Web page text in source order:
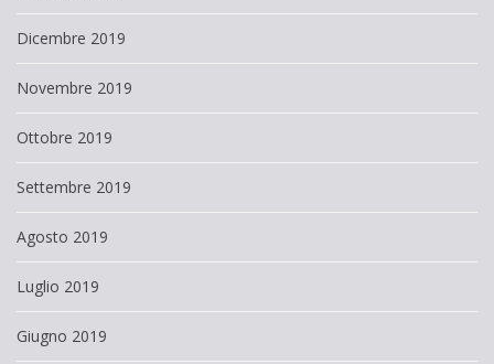
Dicembre 2019
Novembre 2019
Ottobre 2019
Settembre 2019
Agosto 2019
Luglio 2019
Giugno 2019